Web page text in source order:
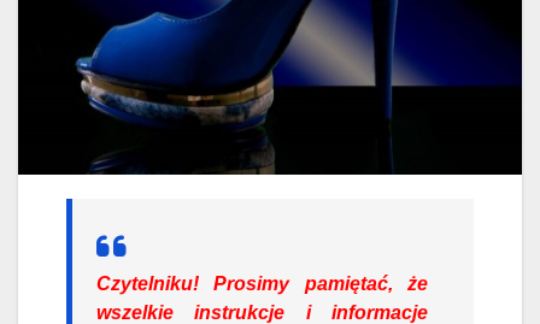
Czytelniku! Prosimy pamiętać, że
wszelkie instrukcje i informacje